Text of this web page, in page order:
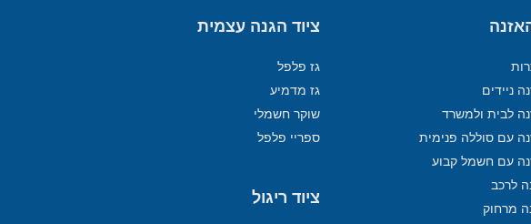
ניידים
לבית ולמשרד
עם סוללה פנימית
עם חשמל קבוע
לרכב
מרחוק
ציוד הגנה עצמית
גז פלפל
גז מדמיע
שוקר חשמלי
ספריי פלפל
ציוד ריגול